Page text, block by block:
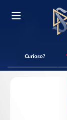
Curioso?